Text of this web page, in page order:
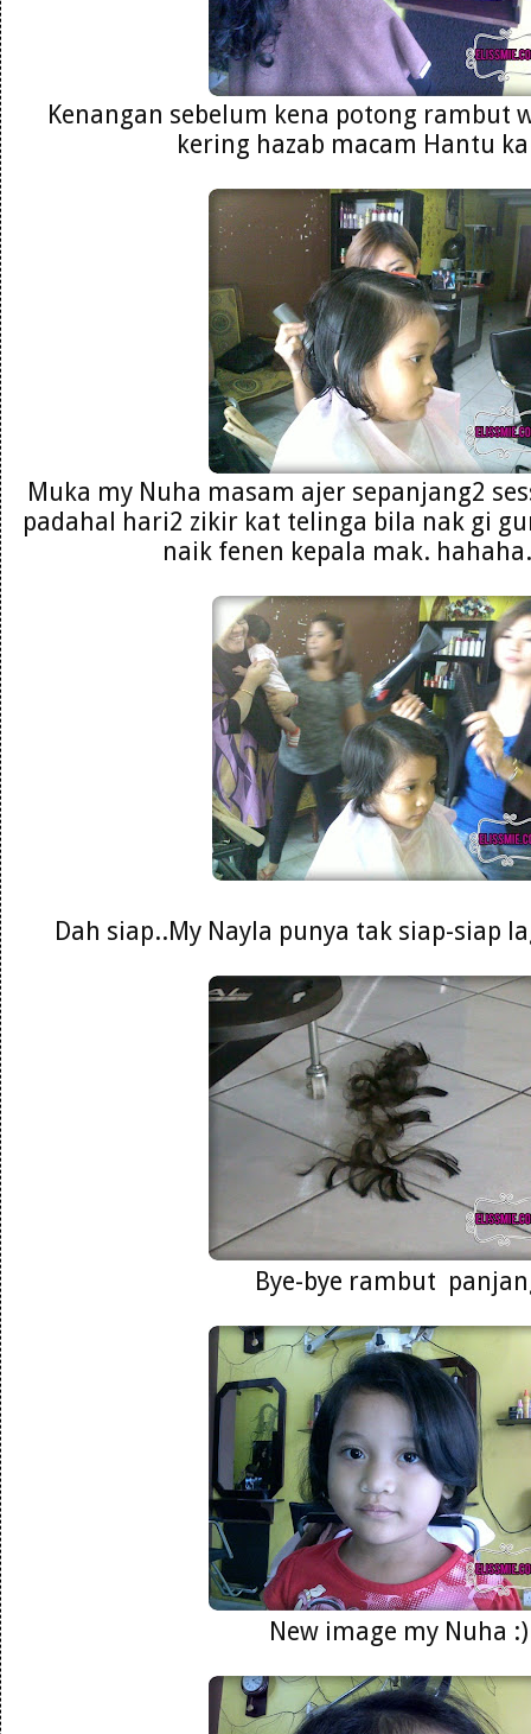
Kenangan sebelum kena potong rambut
kering hazab macam Hantu
Muka my Nuha masam ajer sepanjang2
padahal hari2 zikir kat telinga bila nak gi
naik fenen kepala mak.
Dah siap..My Nayla punya tak siap-siap
Bye-bye rambut
New image my Nuha :)